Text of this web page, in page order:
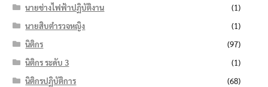
นายช่างไฟฟ้าปฏิบัติงาน
(1)
นายสิบตำรวจหญิง
(1)
นิติกร
(97)
นิติกร ระดับ 3
(1)
นิติกรปฏิบัติการ
(68)